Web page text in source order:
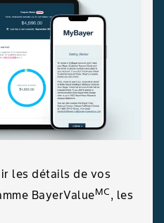
les détails de vos
BayerValueMC, les